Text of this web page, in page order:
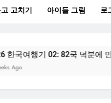
2026 한국여행기 02:
고치기 아이들 그림 로
행기 02: 82쿡 덕분에 만난 사